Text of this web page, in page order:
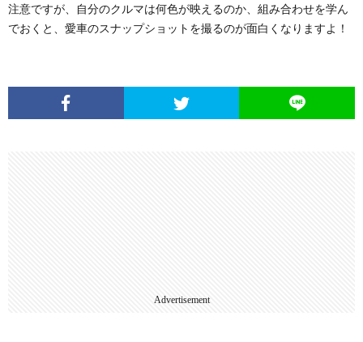
注意ですが、自分のクルマは何色が映えるのか、組み合わせを学ん
でおくと、愛車のスナップショットを撮るのが面白くなりますよ！
Advertisement